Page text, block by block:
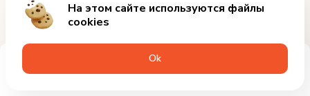
На этом сайте используются файлы
cookies
Оk